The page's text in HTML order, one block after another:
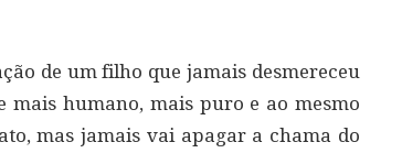
de um filho que jamais desmereceu
mais humano, mais puro e ao mesmo
mas jamais vai apagar a chama do